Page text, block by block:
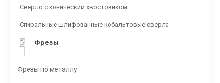
Сверло с коническим хвостовиком
Спиральные шлифованные кобальтовые сверла
Фрезы
Фрезы по металлу